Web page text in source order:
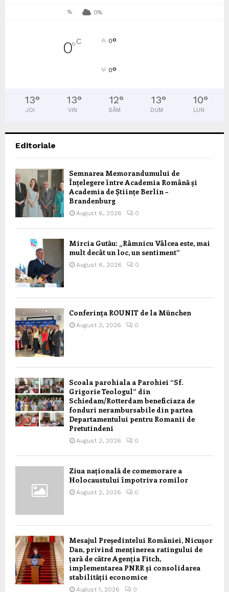
% 0%
0°C 0°
0°
13°
JOI
13°
VIN
12°
SÂM
13°
DUM
10°
LUN
Editoriale
Semnarea Memorandumului de
Înțelegere între Academia Română și
Academia de Științe Berlin –
Brandenburg
August 6, 2026 0
Mircia Gutău: „Râmnicu Vâlcea este, mai
mult decât un loc, un sentiment”
August 6, 2026 0
Conferința ROUNIT de la München
August 3, 2026 0
Scoala parohiala a Parohiei “Sf.
Grigorie Teologul” din
Schiedam/Rotterdam beneficiaza de
fonduri nerambursabile din partea
Departamentului pentru Romanii de
Pretutindeni
August 3, 2026 0
Ziua națională de comemorare a
Holocaustului împotriva romilor
August 2, 2026 0
Mesajul Președintelui României, Nicușor
Dan, privind menținerea ratingului de
țară de către Agenția Fitch,
implementarea PNRR și consolidarea
stabilității economice
August 1, 2026 0